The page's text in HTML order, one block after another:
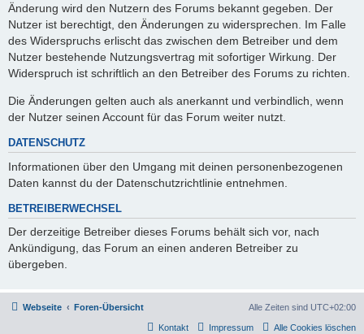
Änderung wird den Nutzern des Forums bekannt gegeben. Der
Nutzer ist berechtigt, den Änderungen zu widersprechen. Im Falle
des Widerspruchs erlischt das zwischen dem Betreiber und dem
Nutzer bestehende Nutzungsvertrag mit sofortiger Wirkung. Der
Widerspruch ist schriftlich an den Betreiber des Forums zu richten.
Die Änderungen gelten auch als anerkannt und verbindlich, wenn
der Nutzer seinen Account für das Forum weiter nutzt.
DATENSCHUTZ
Informationen über den Umgang mit deinen personenbezogenen
Daten kannst du der Datenschutzrichtlinie entnehmen.
BETREIBERWECHSEL
Der derzeitige Betreiber dieses Forums behält sich vor, nach
Ankündigung, das Forum an einen anderen Betreiber zu
übergeben.
Webseite Foren-Übersicht Alle Zeiten sind UTC+02:00
Alle Cookies löschen
Impressum
Kontakt